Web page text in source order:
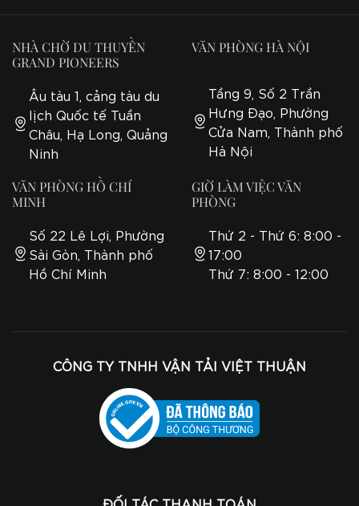
NHÀ CHỜ DU THUYỀN
GRAND PIONEERS
Âu tàu 1, cảng tàu du
lịch Quốc tế Tuần
Châu, Hạ Long, Quảng
Ninh
VĂN PHÒNG HÀ NỘI
Tầng 9, Số 2 Trần
Hưng Đạo, Phường
Cửa Nam, Thành phố
Hà Nội
VĂN PHÒNG HỒ CHÍ
MINH
Số 22 Lê Lợi, Phường
Sài Gòn, Thành phố
Hồ Chí Minh
GIỜ LÀM VIỆC VĂN
PHÒNG
Thứ 2 - Thứ 6: 8:00 -
17:00
Thứ 7: 8:00 - 12:00
CÔNG TY TNHH VẬN TẢI VIỆT THUẬN